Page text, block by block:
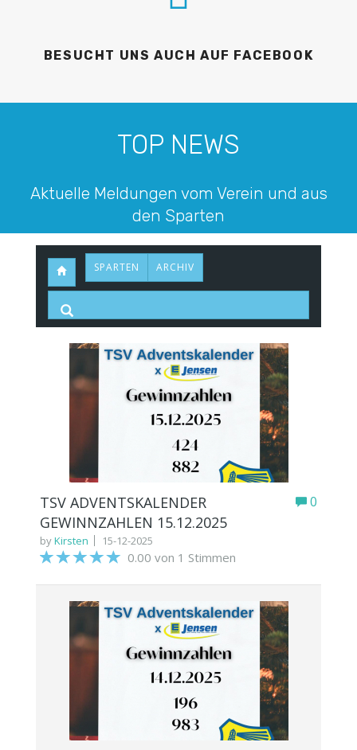
BESUCHT UNS AUCH AUF FACEBOOK
TOP NEWS
Aktuelle Meldungen vom Verein und aus
den Sparten
SPARTEN ARCHIV
0
TSV ADVENTSKALENDER
GEWINNZAHLEN 15.12.2025
byKirsten 15-12-2025
0.00 von 1 Stimmen